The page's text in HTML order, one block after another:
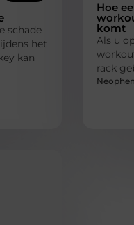
schade
het
kan
Hoe
komt
Als u
rack